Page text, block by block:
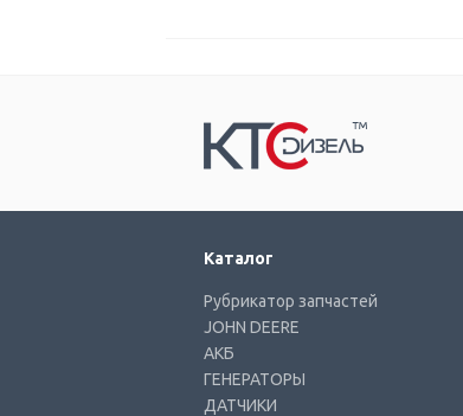
Каталог
Рубрикатор запчастей
JOHN DEERE
АКБ
ГЕНЕРАТОРЫ
ДАТЧИКИ